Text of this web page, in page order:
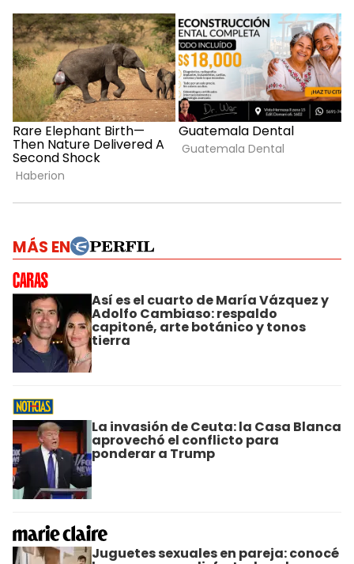
MÁS EN
Así es el cuarto de María Vázquez y
Adolfo Cambiaso: respaldo
capitoné, arte botánico y tonos
tierra
La invasión de Ceuta: la Casa Blanca
aprovechó el conflicto para
ponderar a Trump
Juguetes sexuales en pareja: conocé